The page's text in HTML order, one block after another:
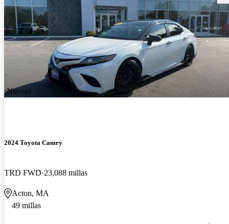
¡Nuevo!
2024 Toyota Camry
TRD FWD 23,088 millas
Acton, MA
49 millas